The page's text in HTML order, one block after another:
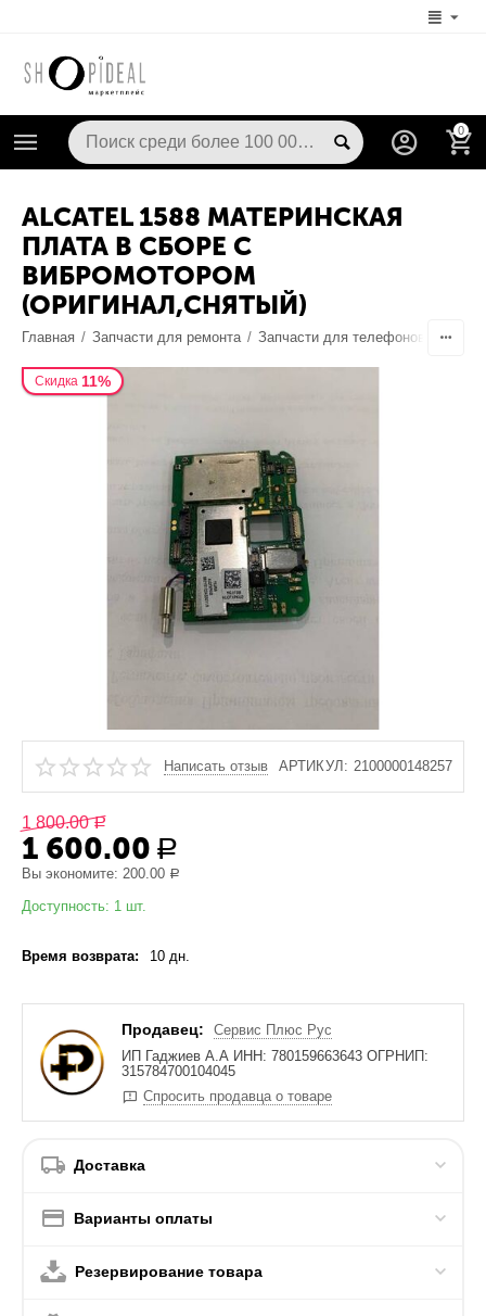
0
ALCATEL 1588 МАТЕРИНСКАЯ
ПЛАТА В СБОРЕ С
ВИБРОМОТОРОМ
(ОРИГИНАЛ,СНЯТЫЙ)
Главная / Запчасти для ремонта / Запчасти для телефонов
Скидка 11%
Написать отзыв АРТИКУЛ: 2100000148257
1 800.00 Р
1 600.00 Р
Вы экономите:200.00 Р
Доступность: 1 шт.
Время возврата: 10 дн.
Продавец:
Сервис Плюс Рус
ИП Гаджиев А.А ИНН: 780159663643 ОГРНИП:
315784700104045
Спросить продавца о товаре
Доставка
Варианты оплаты
Резервирование товара